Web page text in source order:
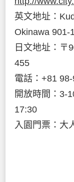
英文地址：
Okinawa 901-
日文地址：〒
455
電話：+81
開放時間：3-
17:30
入園門票：大